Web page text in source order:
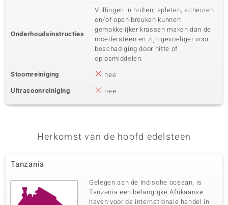
Onderhoudsinstructies
Vullingen in holten, spleten, scheuren
en/of open breuken kunnen
gemakkelijker krassen maken dan de
moedersteen en zijn gevoeliger voor
beschadiging door hitte of
oplosmiddelen.
Stoomreiniging
nee
Ultrasoonreiniging
nee
Herkomst van de hoofd edelsteen
Tanzania
Gelegen aan de Indische oceaan, is
Tanzania een belangrijke Afrikaanse
haven voor de internationale handel in